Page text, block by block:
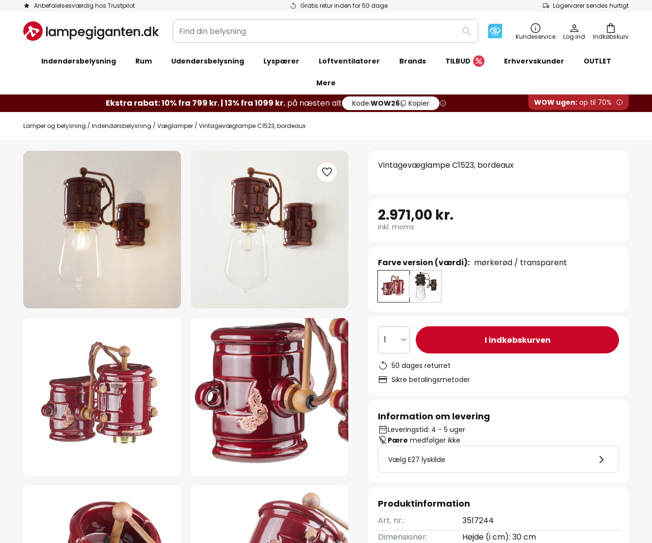
Anbefalelsesværdig hos Trustpilot Gratis retur inden for 50 dage Lagervarer sendes hurtigt
Skip
Content
Indkøbskurv
Find
din
Søg Kundeservice Log ind
Indendørsbelysning Rum Udendørsbelysning Lyspærer Loftventilatorer Brands TILBUD Erhvervskunder OUTLET
Mere
Ekstra rabat: 10% fra 799 kr. | 13% fra 1099 kr. på næsten alt Kode:WOW26 Kopier WOW ugen: op til 70%
Lamper og belysning Indendørsbelysning Væglamper Vintagevæglampe C1523, bordeaux
Gå
billedgalleriet
Vintagevæglampe C1523, bordeaux
2.971,00 kr.
inkl. moms
Farve version (værdi): mørkerød / transparent
1 I indkøbskurven
50 dages returret
Sikre betalingsmetoder
Information om levering
Leveringstid: 4 - 5 uger
Pære medfølger ikke
Vælg E27 lyskilde
Produktinformation
Art. nr.:
3517244
Dimensioner:
Højde (i cm): 30 cm